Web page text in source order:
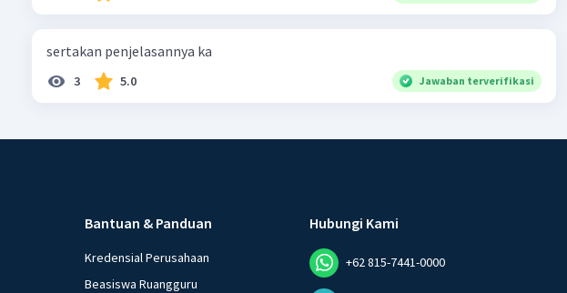
sertakan penjelasannya ka
3 5.0 Jawaban terverifikasi
Bantuan & Panduan
Kredensial Perusahaan
Beasiswa Ruangguru
Hubungi Kami
+62 815-7441-0000